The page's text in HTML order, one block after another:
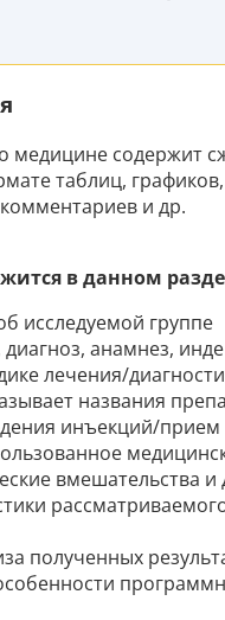
медицине содержит
таблиц, графиков,
и др.
в данном
исследуемой группе
анамнез,
лечения/
названия
инъекций/прием
вмешательства и
полученных